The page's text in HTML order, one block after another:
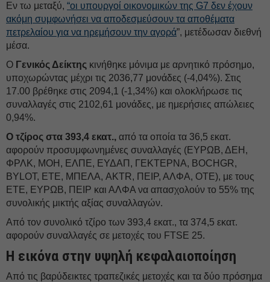
Εν τω μεταξύ, “οι υπουργοί οικονομικών της G7 δεν έχουν
ακόμη συμφωνήσει να αποδεσμεύσουν τα αποθέματα
πετρελαίου για να ηρεμήσουν την αγορά”, μετέδωσαν διεθνή
μέσα.
Ο Γενικός Δείκτης κινήθηκε μόνιμα με αρνητικό πρόσημο,
υποχωρώντας μέχρι τις 2036,77 μονάδες (-4,04%). Στις
17.00 βρέθηκε στις 2094,1 (-1,34%) και ολοκλήρωσε τις
συναλλαγές στις 2102,61 μονάδες, με ημερήσιες απώλειες
0,94%.
Ο τζίρος στα 393,4 εκατ., από τα οποία τα 36,5 εκατ.
αφορούν προσυμφωνημένες συναλλαγές (ΕΥΡΩΒ, ΔΕΗ,
ΦΡΛΚ, ΜΟΗ, ΕΛΠΕ, ΕΥΔΑΠ, ΓΕΚΤΕΡΝΑ, BOCHGR,
BYLOT, ΕΤΕ, ΜΠΕΛΑ, AKTR, ΠΕΙΡ, ΑΛΦΑ, ΟΤΕ), με τους
ΕΤΕ, ΕΥΡΩΒ, ΠΕΙΡ και ΑΛΦΑ να απασχολούν το 55% της
συνολικής μικτής αξίας συναλλαγών.
Από τον συνολικό τζίρο των 393,4 εκατ., τα 374,5 εκατ.
αφορούν συναλλαγές σε μετοχές του FTSE 25.
Η εικόνα στην υψηλή κεφαλαιοποίηση
Από τις βαρύδεικτες τραπεζικές μετοχές και τα δύο πρόσημα